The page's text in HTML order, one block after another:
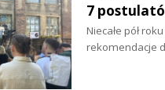
7
Niecałe pół
rekomendacje